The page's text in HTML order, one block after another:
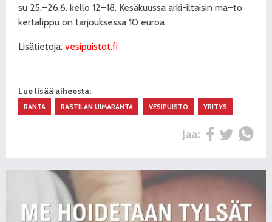
su 25.–26.6. kello 12–18. Kesäkuussa arki-iltaisin ma–to
kertalippu on tarjouksessa 10 euroa.
Lisätietoja: vesipuistot.fi
Lue lisää aiheesta:
RANTA RASTILAN UIMARANTA VESIPUISTO YRITYS
Jaa: